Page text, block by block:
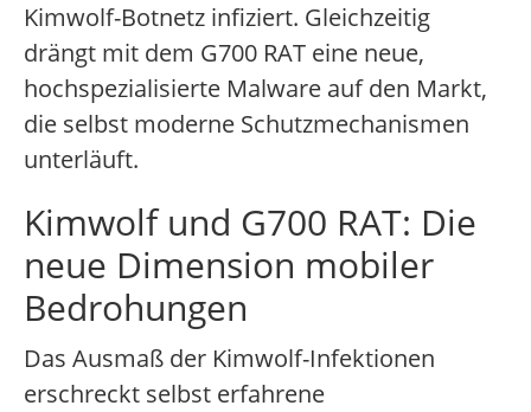
Kimwolf-Botnetz infiziert. Gleichzeitig
drängt mit dem G700 RAT eine neue,
hochspezialisierte Malware auf den Markt,
die selbst moderne Schutzmechanismen
unterläuft.
Kimwolf und G700 RAT: Die
neue Dimension mobiler
Bedrohungen
Das Ausmaß der Kimwolf-Infektionen
erschreckt selbst erfahrene